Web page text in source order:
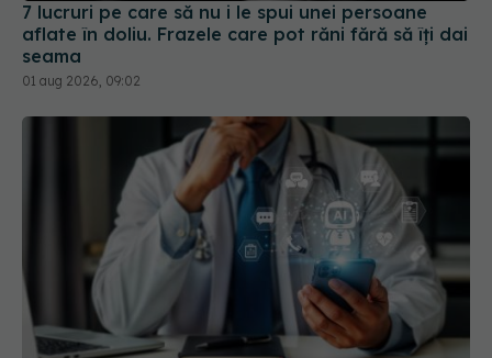
7 lucruri pe care să nu i le spui unei persoane
aflate în doliu. Frazele care pot răni fără să îți dai
seama
01 aug 2026, 09:02